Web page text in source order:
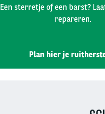
Een sterretje of een barst?
repareren.
Plan hier je
Right